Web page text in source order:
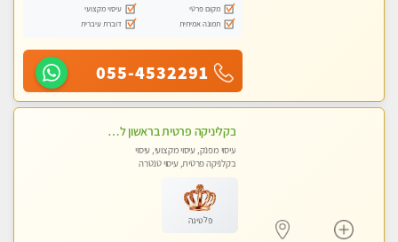
מקום פרטי
עיסוי מקצועי
תמונה אמיתית
דוברת עיברית
055-4532291
בקליניקה פרטית בראשון לציון שירות vip לרציניים בלבד! מומלץ!!-ללא מין !!
עיסוי מפנק, עיסוי מקצועי, עיסוי
בקלניקה פרטית, עיסוי טנטרה
פלטינה